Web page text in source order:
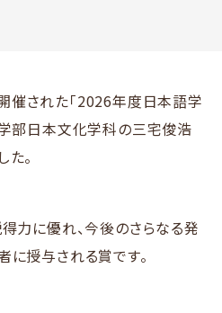
催された「2026年度日本語学
部日本文化学科の三宅俊浩
。
力に優れ、今後のさらなる発
授与される賞です。